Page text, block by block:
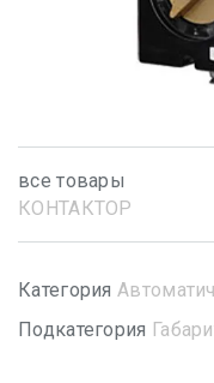
все товары
КОНТАКТОР
Категория
Подкатегория